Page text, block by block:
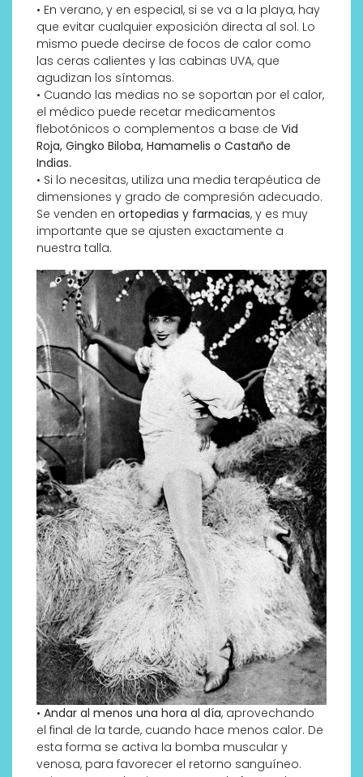
• En verano, y en especial, si se va a la playa, hay
que evitar cualquier exposición directa al sol. Lo
mismo puede decirse de focos de calor como
las ceras calientes y las cabinas UVA, que
agudizan los síntomas.
• Cuando las medias no se soportan por el calor,
el médico puede recetar medicamentos
flebotónicos o complementos a base de Vid
Roja, Gingko Biloba, Hamamelis o Castaño de
Indias.
• Si lo necesitas, utiliza una media terapéutica de
dimensiones y grado de compresión adecuado.
Se venden en ortopedias y farmacias, y es muy
importante que se ajusten exactamente a
nuestra talla.
• Andar al menos una hora al día, aprovechando
el final de la tarde, cuando hace menos calor. De
esta forma se activa la bomba muscular y
venosa, para favorecer el retorno sanguíneo.